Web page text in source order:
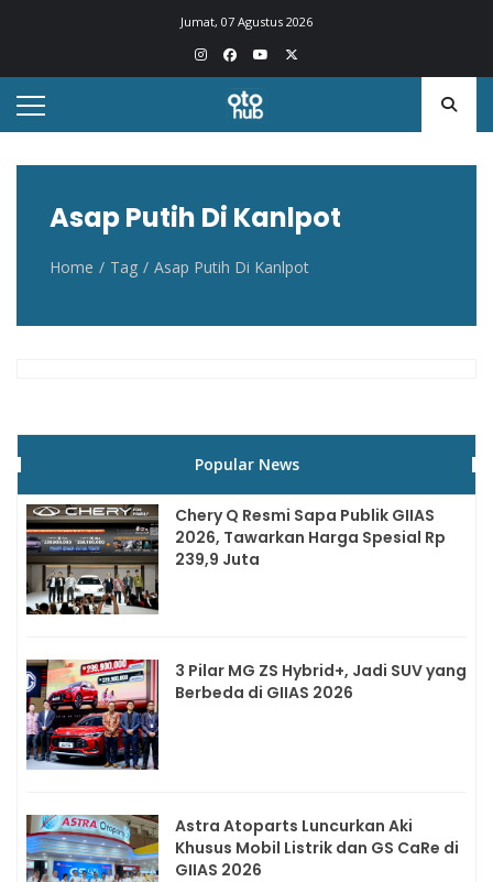
Jumat, 07 Agustus 2026
Otohub.co
Portal berita otomotif Indonesia terkini
Asap Putih Di Kanlpot
Home Tag Asap Putih Di Kanlpot
Popular News
Chery Q Resmi Sapa Publik GIIAS
2026, Tawarkan Harga Spesial Rp
239,9 Juta
3 Pilar MG ZS Hybrid+, Jadi SUV yang
Berbeda di GIIAS 2026
Astra Atoparts Luncurkan Aki
Khusus Mobil Listrik dan GS CaRe di
GIIAS 2026